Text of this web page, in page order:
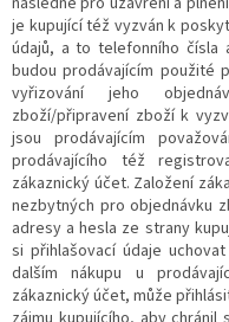
je kupující též vyzván k
údajů, a to telefonního čísla
budou prodávajícím použité
vyřizování jeho
zboží/připravení zboží k
jsou prodávajícím
prodávajícího též
zákaznický účet. Založení
nezbytných pro objednávku
adresy a hesla ze strany
si přihlašovací údaje
dalším nákupu u
zákaznický účet, může